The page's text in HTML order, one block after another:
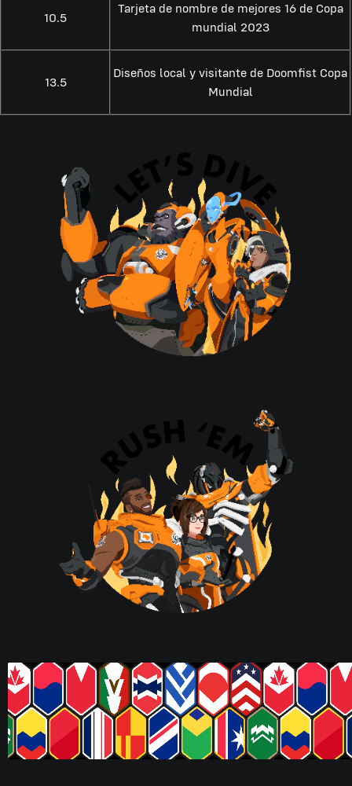
10.5
Tarjeta de nombre de mejores 16 de Copa
mundial 2023
13.5
Diseños local y visitante de Doomfist Copa
Mundial